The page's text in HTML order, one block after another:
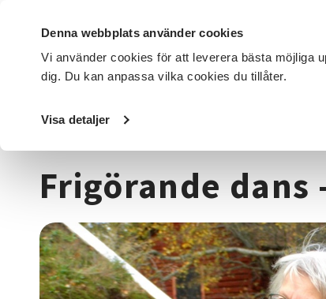
Denna webbplats använder cookies
Vi använder cookies för att leverera bästa möjliga
dig. Du kan anpassa vilka cookies du tillåter.
Visa detaljer
DET HÄR GÖR VI FÖR DIG SOM SÖK KURSER OCH
Startsida / Kurser och evenemang
Frigörande dans